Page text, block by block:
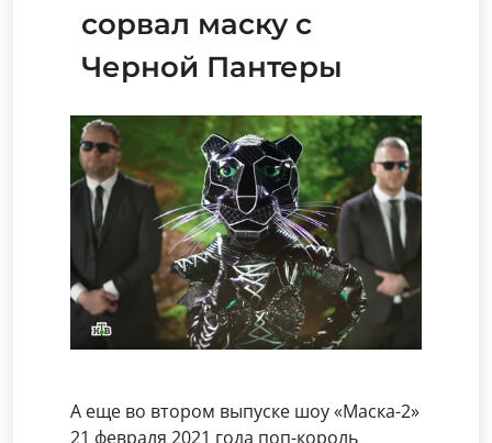
сорвал маску с
Черной Пантеры
А еще во втором выпуске шоу «Маска-2»
21 февраля 2021 года поп-король